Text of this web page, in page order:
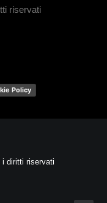
riservati
Policy
diritti riservati